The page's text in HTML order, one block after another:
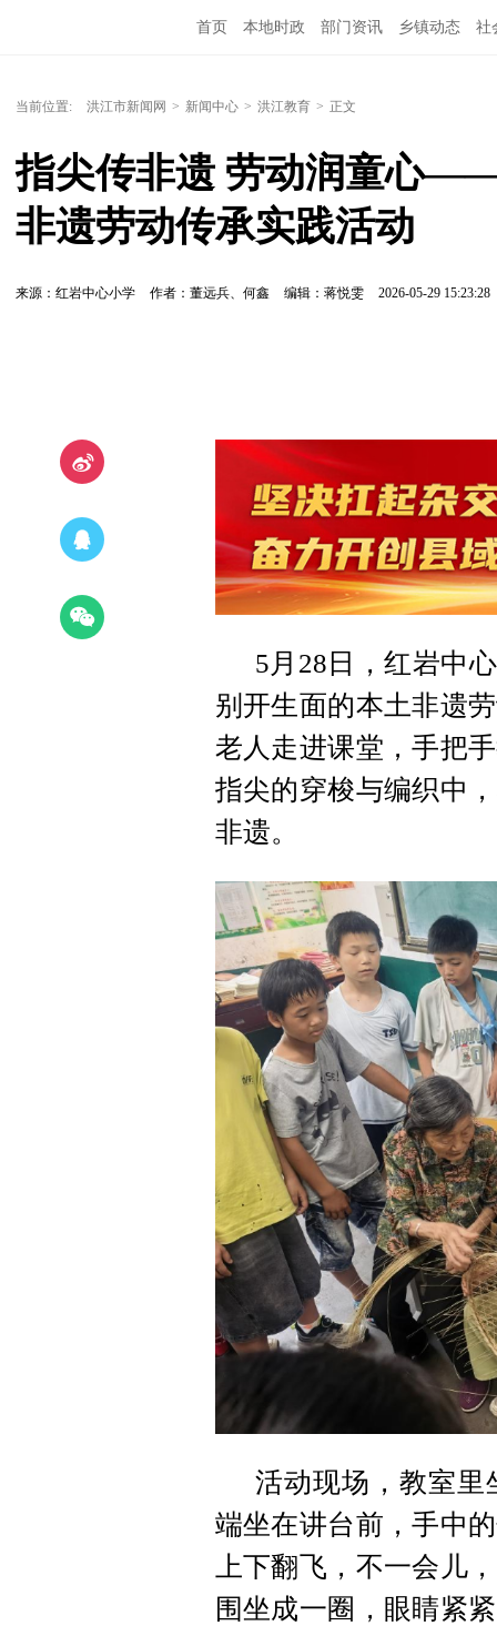
首页 本地时政 部门资讯 乡镇动态 社
当前位置: 洪江市新闻网 > 新闻中心 > 洪江教育 > 正文
指尖传非遗 劳动润童心
非遗劳动传承实践活动
来源：红岩中心小学 作者：董远兵、何鑫 编辑：蒋悦雯 2026-05-29 15:23:28
5月28日，红岩中
别开生面的本土非遗
老人走进课堂，手把
指尖的穿梭与编织中
非遗。
活动现场，教室里
端坐在讲台前，手中
上下翻飞，不一会儿
围坐成一圈，眼睛紧